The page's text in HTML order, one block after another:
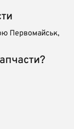
Первомайськ,